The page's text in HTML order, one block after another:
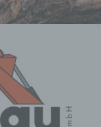
mit dem